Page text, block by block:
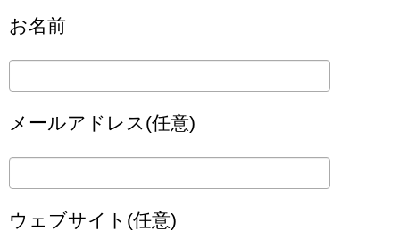
お名前
メールアドレス(任意)
ウェブサイト(任意)